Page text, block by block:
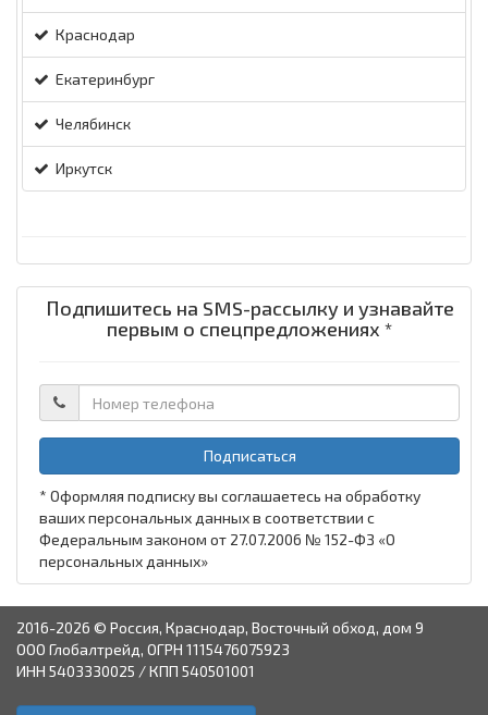
Краснодар
Екатеринбург
Челябинск
Иркутск
Подпишитесь на SMS-рассылку и узнавайте
первым о спецпредложениях *
Подписаться
* Оформляя подписку вы соглашаетесь на обработку
ваших персональных данных в соответствии с
Федеральным законом от 27.07.2006 № 152-ФЗ «О
персональных данных»
2016-2026 © Россия, Краснодар, Восточный обход, дом 9
ООО Глобалтрейд, ОГРН 1115476075923
ИНН 5403330025 / КПП 540501001